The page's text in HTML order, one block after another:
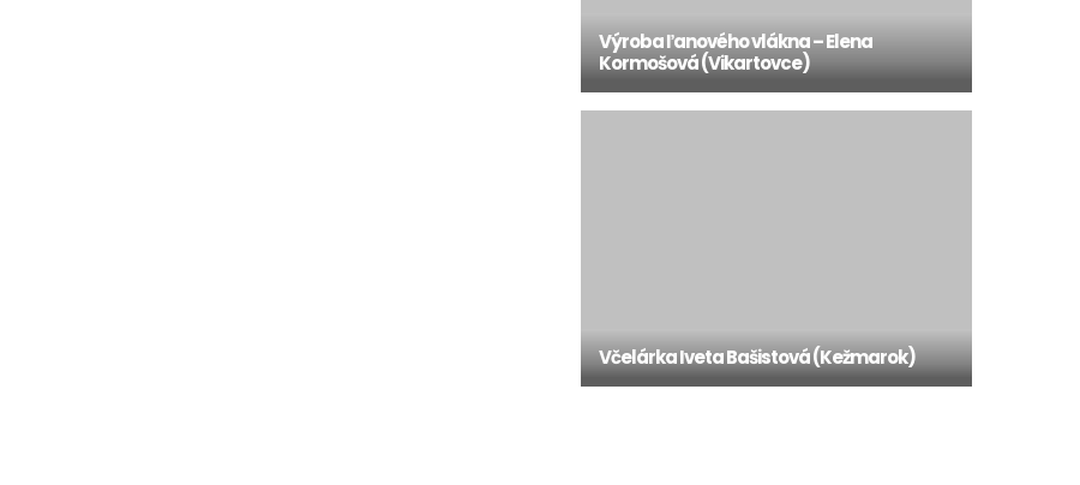
Výroba ľanového vlákna – Elena
Kormošová (Vikartovce)
Včelárka Iveta Bašistová (Kežmarok)